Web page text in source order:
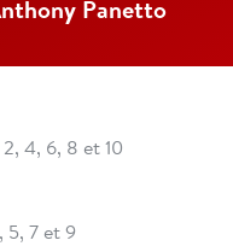
Panetto
2, 4, 6, 8 et 10
5, 7 et 9